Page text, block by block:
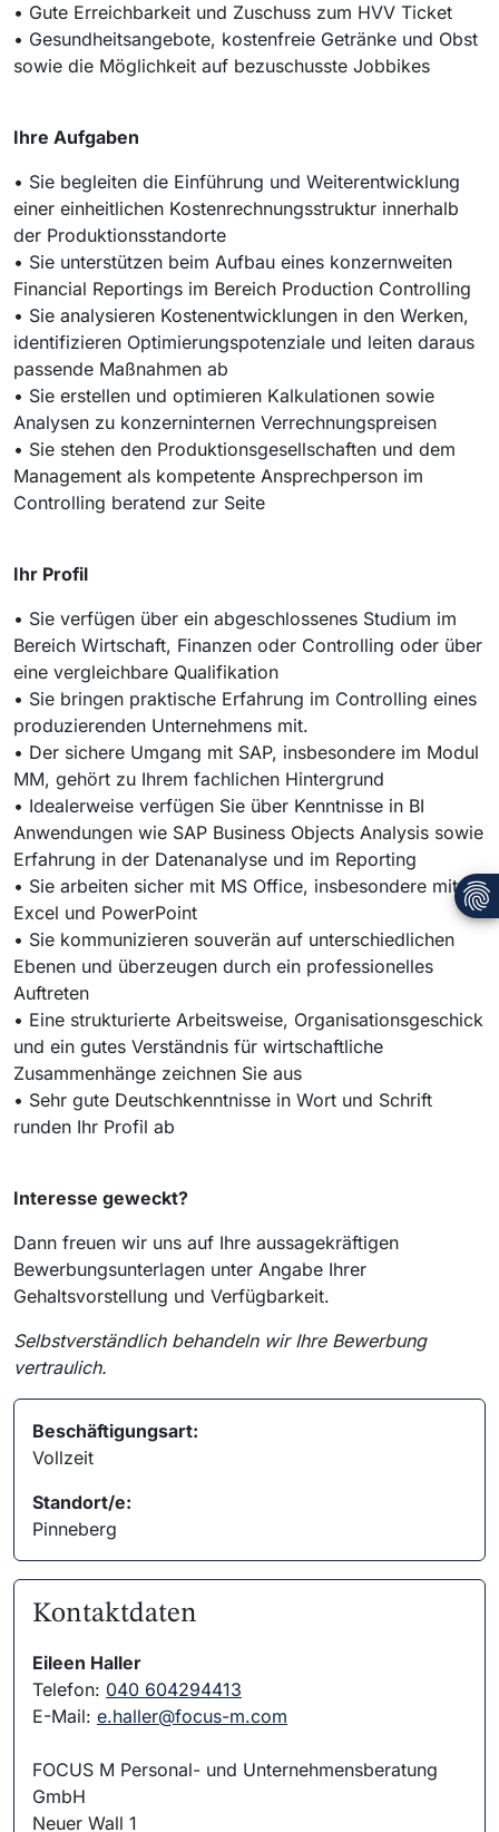
• Gute Erreichbarkeit und Zuschuss zum HVV Ticket
• Gesundheitsangebote, kostenfreie Getränke und Obst
sowie die Möglichkeit auf bezuschusste Jobbikes
Ihre Aufgaben
• Sie begleiten die Einführung und Weiterentwicklung
einer einheitlichen Kostenrechnungsstruktur innerhalb
der Produktionsstandorte
• Sie unterstützen beim Aufbau eines konzernweiten
Financial Reportings im Bereich Production Controlling
• Sie analysieren Kostenentwicklungen in den Werken,
identifizieren Optimierungspotenziale und leiten daraus
passende Maßnahmen ab
• Sie erstellen und optimieren Kalkulationen sowie
Analysen zu konzerninternen Verrechnungspreisen
• Sie stehen den Produktionsgesellschaften und dem
Management als kompetente Ansprechperson im
Controlling beratend zur Seite
Ihr Profil
• Sie verfügen über ein abgeschlossenes Studium im
Bereich Wirtschaft, Finanzen oder Controlling oder über
eine vergleichbare Qualifikation
• Sie bringen praktische Erfahrung im Controlling eines
produzierenden Unternehmens mit.
• Der sichere Umgang mit SAP, insbesondere im Modul
MM, gehört zu Ihrem fachlichen Hintergrund
• Idealerweise verfügen Sie über Kenntnisse in BI
Anwendungen wie SAP Business Objects Analysis sowie
Erfahrung in der Datenanalyse und im Reporting
• Sie arbeiten sicher mit MS Office, insbesondere mit
Excel und PowerPoint
• Sie kommunizieren souverän auf unterschiedlichen
Ebenen und überzeugen durch ein professionelles
Auftreten
• Eine strukturierte Arbeitsweise, Organisationsgeschick
und ein gutes Verständnis für wirtschaftliche
Zusammenhänge zeichnen Sie aus
• Sehr gute Deutschkenntnisse in Wort und Schrift
runden Ihr Profil ab
Interesse geweckt?
Dann freuen wir uns auf Ihre aussagekräftigen
Bewerbungsunterlagen unter Angabe Ihrer
Gehaltsvorstellung und Verfügbarkeit.
Selbstverständlich behandeln wir Ihre Bewerbung
vertraulich.
Beschäftigungsart:
Vollzeit
Standort/e:
Pinneberg
Kontaktdaten
Eileen Haller
Telefon: 040 604294413
E-Mail: e.haller@focus-m.com
FOCUS M Personal- und Unternehmensberatung
GmbH
Neuer Wall 1